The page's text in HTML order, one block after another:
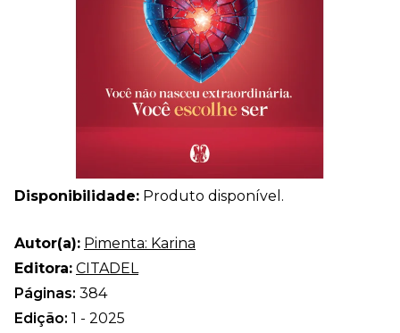
Disponibilidade: Produto disponível.
Autor(a): Pimenta: Karina
Editora: CITADEL
Páginas: 384
Edição: 1 - 2025